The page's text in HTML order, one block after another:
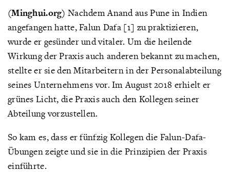
(Minghui.org) Nachdem Anand aus Pune in Indien
angefangen hatte, Falun Dafa [1] zu praktizieren,
wurde er gesünder und vitaler. Um die heilende
Wirkung der Praxis auch anderen bekannt zu machen,
stellte er sie den Mitarbeitern in der Personalabteilung
seines Unternehmens vor. Im August 2018 erhielt er
grünes Licht, die Praxis auch den Kollegen seiner
Abteilung vorzustellen.
So kam es, dass er fünfzig Kollegen die Falun-Dafa-
Übungen zeigte und sie in die Prinzipien der Praxis
einführte.